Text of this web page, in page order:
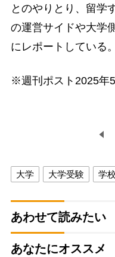
とのやりとり、留学
の運営サイドや大学
にレポートしている。
※週刊ポスト2025年
大学 大学受験 学校
あわせて読みたい
あなたにオススメ